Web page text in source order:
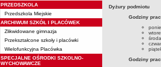
PRZEDSZKOLA
Przedszkola Miejskie
ARCHIWUM SZKÓŁ I PLACÓWEK
Zlikwidowane gimnazja
Przekształcone szkoły i placówki
Wielofunkcyjna Placówka
SPECJALNE OŚRODKI SZKOLNO-
WYCHOWAWCZE
Dyżury podmiotu
Godziny
Godziny